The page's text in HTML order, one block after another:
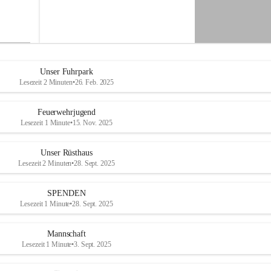
e
d
o
r
Unser Fuhrpark
Lesezeit 2 Minuten•26. Feb. 2025
Feuerwehrjugend
Lesezeit 1 Minute•15. Nov. 2025
Unser Rüsthaus
Lesezeit 2 Minuten•28. Sept. 2025
SPENDEN
Lesezeit 1 Minute•28. Sept. 2025
Mannschaft
Lesezeit 1 Minute•3. Sept. 2025